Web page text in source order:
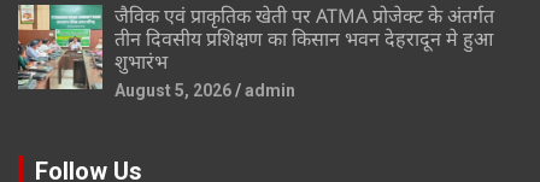
जैविक एवं प्राकृतिक खेती पर ATMA प्रोजेक्ट के अंतर्गत
तीन दिवसीय प्रशिक्षण का किसान भवन देहरादून मे हुआ
शुभारंभ
August 5, 2026 admin
Follow Us